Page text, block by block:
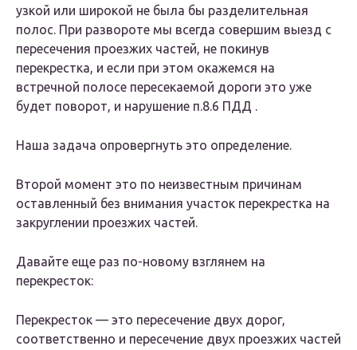
узкой или широкой не была бы разделительная
полос. При развороте мы всегда совершим выезд с
пересечения проезжих частей, не покинув
перекрестка, и если при этом окажемся на
встречной полосе пересекаемой дороги это уже
будет поворот, и нарушение п.8.6 ПДД .
Наша задача опровергнуть это определение.
Второй момент это по неизвестным причинам
оставленный без внимания участок перекрестка на
закруглении проезжих частей.
Давайте еще раз по-новому взглянем на
перекресток:
Перекресток — это пересечение двух дорог,
соответственно и пересечение двух проезжих частей